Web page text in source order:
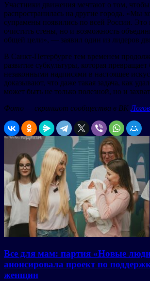
Участники движения мечтают о том,
распространилась на другие города. «Мы
супрамены появились по всей России. Это
очистить стены, но и возможность
общей цели», — заявил один из лидеров
В Санкт-Петербурге тем временем
развитие субкультуры, которая превращает
незаконными надписями в настоящее
доказывают, что даже такая задача, как
может быть не только полезной, но и
Фото — скриншот сообщества в ВК
Все для мам: партия «Новые
анонсировала проект по
женщин